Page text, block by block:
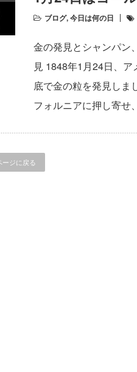
ブログ,今日は何の日
金の発見とシャンパン
見 1848年1月24日、
底で金の粒を発見しま
フォルニアに押し寄せ
ージに戻る